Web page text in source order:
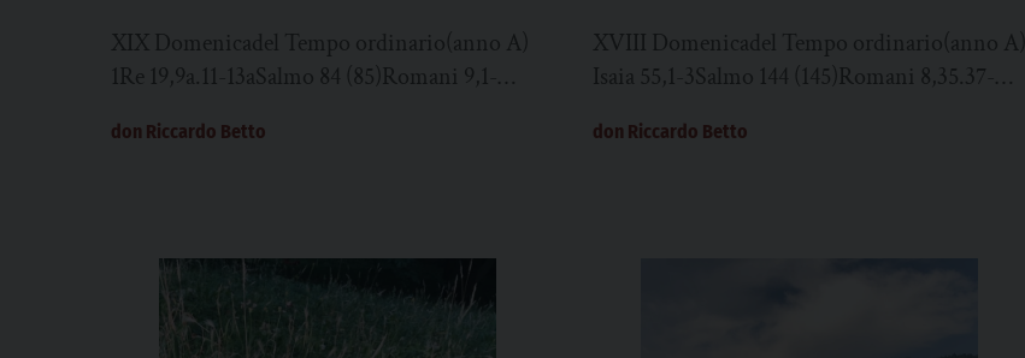
XIX Domenicadel Tempo ordinario(anno A)
1Re 19,9a.11-13aSalmo 84 (85)Romani 9,1-
mangiato, subito Gesù costrinse i discepoli...
don Riccardo Betto
XVIII Domenicadel Tempo ordinario(anno A)
Isaia 55,1-3Salmo 144 (145)Romani 8,35.37-
udito [della morte di Giovanni Battista],
don Riccardo Betto